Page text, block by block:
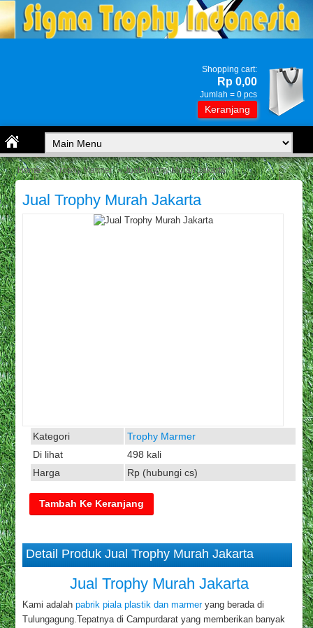
Shopping cart:
Rp 0,00
Jumlah = 0 pcs
Keranjang
Home » Trophy Marmer » Jual Trophy Murah Jakarta
Jual Trophy Murah Jakarta
Kategori
Trophy Marmer
Di lihat
498 kali
Harga
Rp (hubungi cs)
Detail Produk Jual Trophy Murah Jakarta
Jual Trophy Murah Jakarta
Kami adalahpabrik piala plastik dan marmeryang berada di
Tulungagung.Tepatnya di Campurdarat yang memberikan banyak